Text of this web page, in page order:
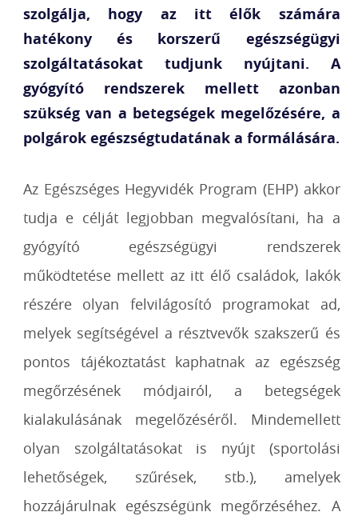
szolgálja, hogy az itt élők számára
hatékony és korszerű egészségügyi
szolgáltatásokat tudjunk nyújtani. A
gyógyító rendszerek mellett azonban
szükség van a betegségek megelőzésére, a
polgárok egészségtudatának a formálására.
Az Egészséges Hegyvidék Program (EHP) akkor
tudja e célját legjobban megvalósítani, ha a
gyógyító egészségügyi rendszerek
működtetése mellett az itt élő családok, lakók
részére olyan felvilágosító programokat ad,
melyek segítségével a résztvevők szakszerű és
pontos tájékoztatást kaphatnak az egészség
megőrzésének módjairól, a betegségek
kialakulásának megelőzéséről. Mindemellett
olyan szolgáltatásokat is nyújt (sportolási
lehetőségek, szűrések, stb.), amelyek
hozzájárulnak egészségünk megőrzéséhez. A